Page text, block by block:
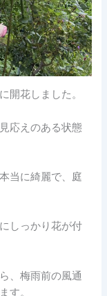
開花しました。
応えのある状態
当に綺麗で、庭
しっかり花が付
、梅雨前の風通
す。